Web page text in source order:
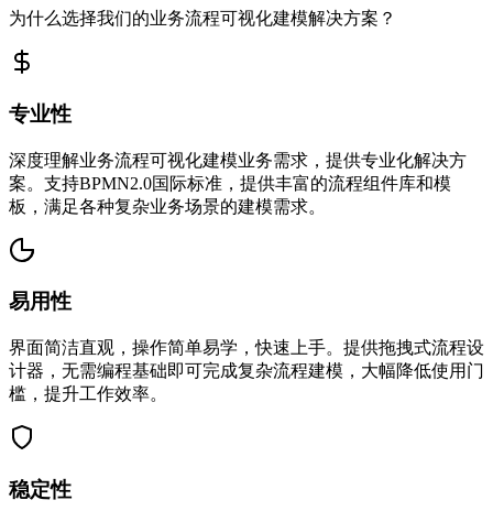
为什么选择我们的业务流程可视化建模解决方案？
专业性
深度理解业务流程可视化建模业务需求，提供专业化解决方
案。支持BPMN2.0国际标准，提供丰富的流程组件库和模
板，满足各种复杂业务场景的建模需求。
易用性
界面简洁直观，操作简单易学，快速上手。提供拖拽式流程设
计器，无需编程基础即可完成复杂流程建模，大幅降低使用门
槛，提升工作效率。
稳定性